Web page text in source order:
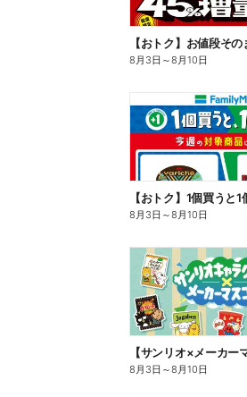
8月3日 ～8月10日
8月3日 ～8月10日
8月3日 ～8月10日